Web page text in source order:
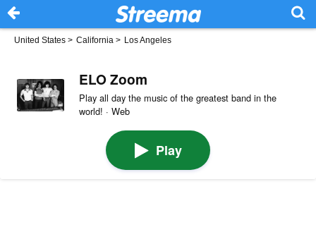
United States > California > Los Angeles
ELO Zoom
Play all day the music of the greatest band in the
world! · Web
Play